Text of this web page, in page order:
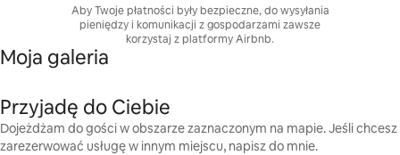
Aby Twoje płatności były bezpieczne, do wysyłania
pieniędzy i komunikacji z gospodarzami zawsze
korzystaj z platformy Airbnb.
Moja galeria
Przyjadę do Ciebie
Dojeżdżam do gości w obszarze zaznaczonym na mapie. Jeśli chcesz
zarezerwować usługę w innym miejscu, napisz do mnie.